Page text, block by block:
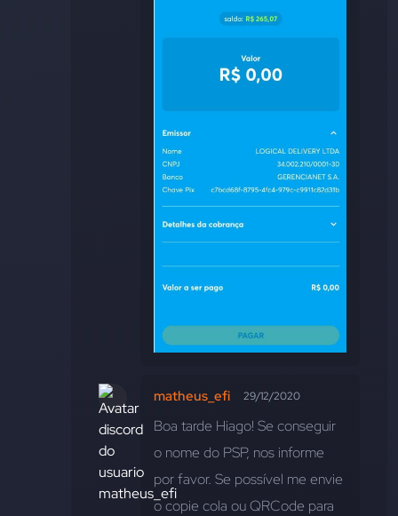
matheus_efi 29/12/2020
Boa tarde Hiago! Se conseguir
o nome do PSP, nos informe
por favor. Se possível me envie
o copie cola ou QRCode para